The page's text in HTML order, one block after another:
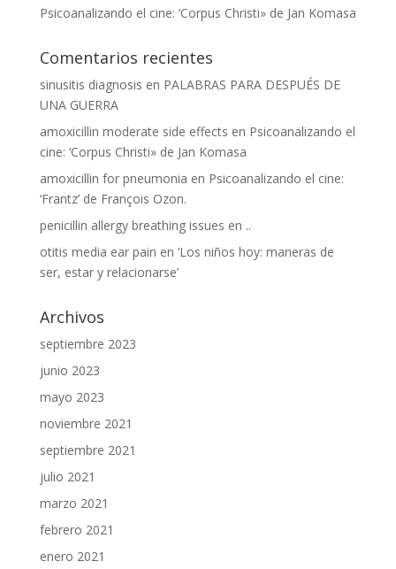
Psicoanalizando el cine: ‘Corpus Christi» de Jan Komasa
Comentarios recientes
sinusitis diagnosis en PALABRAS PARA DESPUÉS DE
UNA GUERRA
amoxicillin moderate side effects en Psicoanalizando el
cine: ‘Corpus Christi» de Jan Komasa
amoxicillin for pneumonia en Psicoanalizando el cine:
‘Frantz’ de François Ozon.
penicillin allergy breathing issues en ..
otitis media ear pain en ‘Los niños hoy: maneras de
ser, estar y relacionarse’
Archivos
septiembre 2023
junio 2023
mayo 2023
noviembre 2021
septiembre 2021
julio 2021
marzo 2021
febrero 2021
enero 2021